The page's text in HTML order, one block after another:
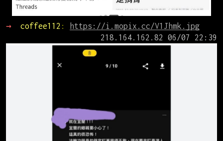
→ coffee112 :
https://i.mopix.cc/V1Jhmk.jpg